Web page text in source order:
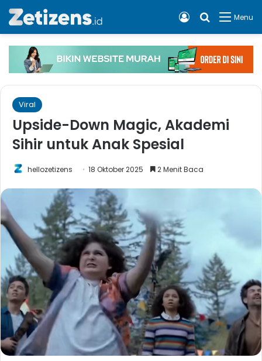
Menu
Cari apa,
Log In
Viral
Upside-Down Magic, Akademi
Sihir untuk Anak Spesial
hellozetizens 18 Oktober 2025 2 Menit Baca